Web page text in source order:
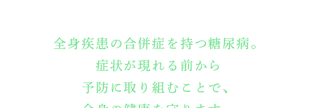
全身疾患の合併症を持つ糖尿病。
症状が現れる前から
予防に取り組むことで、